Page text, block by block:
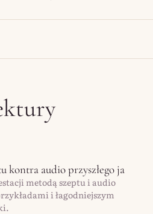
kontra audio przyszłego ja
metodą szeptu i audio
i łagodniejszym